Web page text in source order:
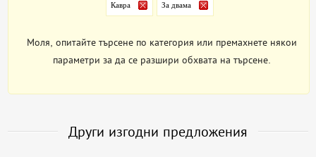
Кавра За двама
Моля, опитайте търсене по категория или премахнете някои
параметри за да се разшири обхвата на търсене.
Други изгодни предложения